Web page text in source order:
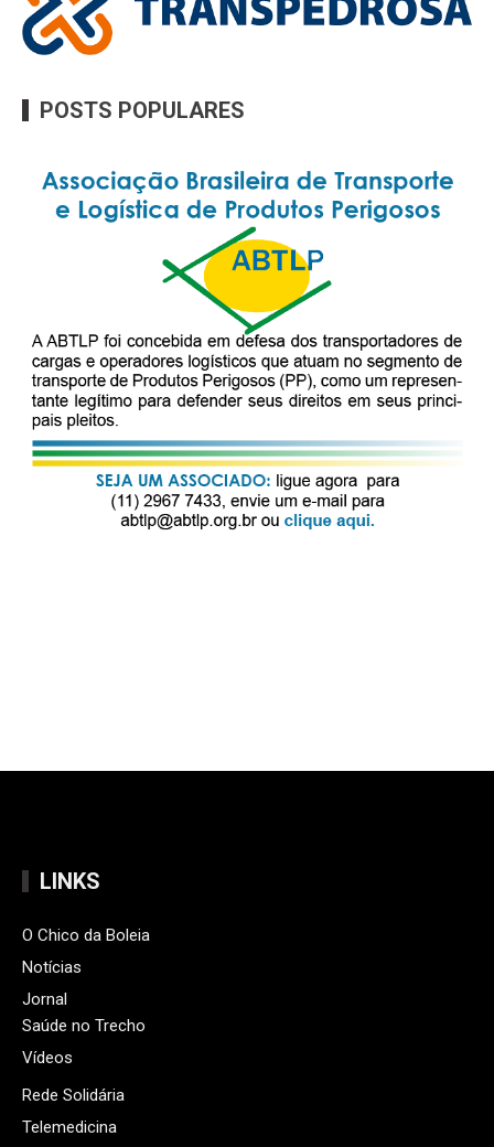
POSTS POPULARES
LINKS
O Chico da Boleia
Notícias
Jornal
Saúde no Trecho
Vídeos
Rede Solidária
Telemedicina